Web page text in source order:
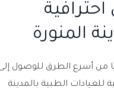
المنورة
من أسرع الطرق للوصول
الطبية بالمدينة